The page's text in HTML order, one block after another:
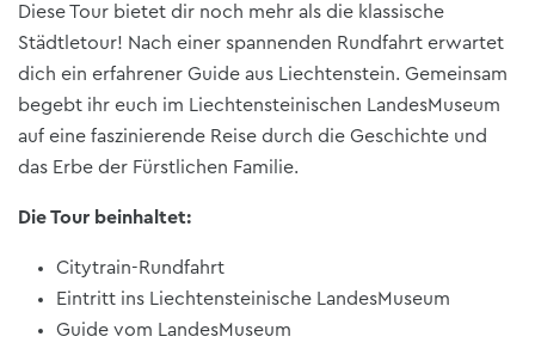
Diese Tour bietet dir noch mehr als die klassische
Städtletour! Nach einer spannenden Rundfahrt erwartet
dich ein erfahrener Guide aus Liechtenstein. Gemeinsam
begebt ihr euch im Liechtensteinischen LandesMuseum
auf eine faszinierende Reise durch die Geschichte und
das Erbe der Fürstlichen Familie.
Die Tour beinhaltet:
Citytrain-Rundfahrt
Eintritt ins Liechtensteinische LandesMuseum
Guide vom LandesMuseum